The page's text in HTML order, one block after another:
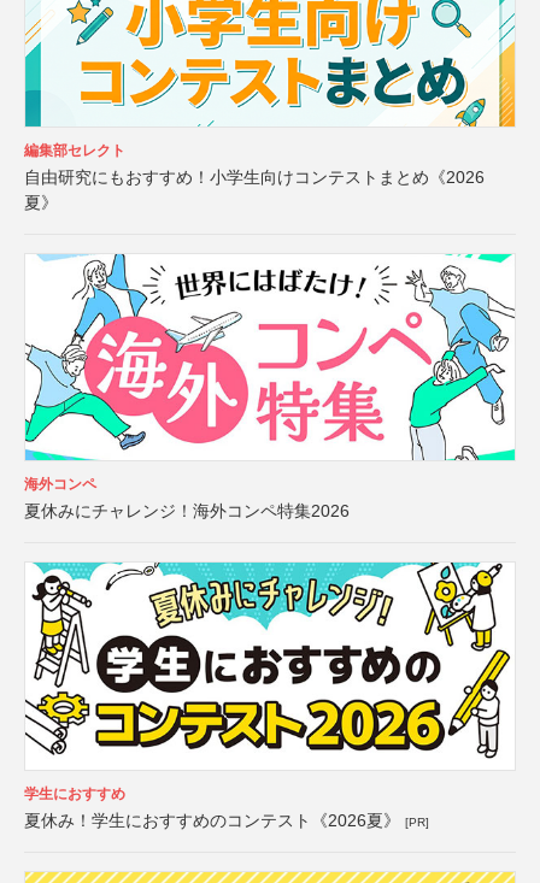
編集部セレクト
自由研究にもおすすめ！小学生向けコンテストまとめ《2026
夏》
海外コンペ
夏休みにチャレンジ！海外コンペ特集2026
学生におすすめ
夏休み！学生におすすめのコンテスト《2026夏》 [PR]